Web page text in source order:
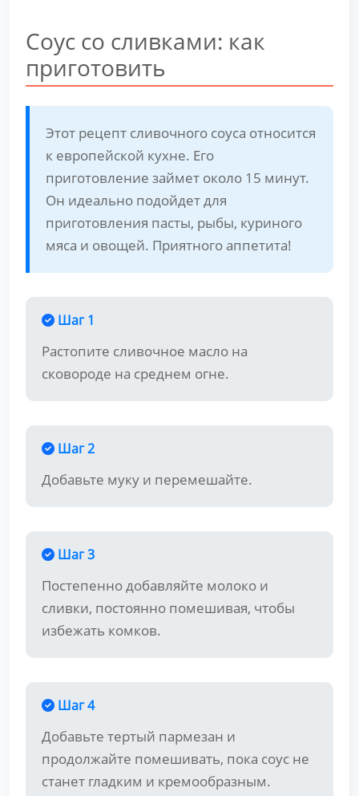
Соус со сливками: как
приготовить
Этот рецепт сливочного соуса относится
к европейской кухне. Его
приготовление займет около 15 минут.
Он идеально подойдет для
приготовления пасты, рыбы, куриного
мяса и овощей. Приятного аппетита!
Шаг 1
Растопите сливочное масло на
сковороде на среднем огне.
Шаг 2
Добавьте муку и перемешайте.
Шаг 3
Постепенно добавляйте молоко и
сливки, постоянно помешивая, чтобы
избежать комков.
Шаг 4
Добавьте тертый пармезан и
продолжайте помешивать, пока соус не
станет гладким и кремообразным.